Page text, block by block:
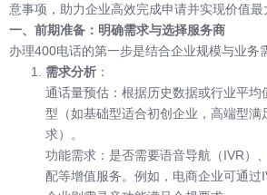
意事项，助力企业高效完成申请并实现价值最
一、前期准备：明确需求与选择服务商
办理400电话的第一步是结合企业规模与业务
需求分析 ：
通话量预估：根据历史数据或行业平均
型（如基础型适合初创企业，高端型满
求）。
功能需求：是否需要语音导航（IVR）
配等增值服务。例如，电商企业可通过